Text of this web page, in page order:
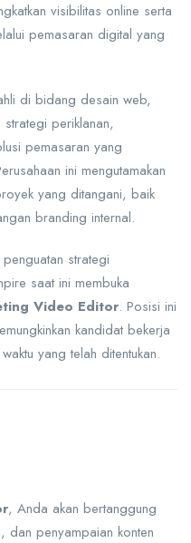
visibilitas online serta
pemasaran digital yang
di bidang desain web,
periklanan,
pemasaran yang
ini mengutamakan
yang ditangani, baik
branding internal.
strategi
saat ini membuka
Video Editor. Posisi ini
kandidat bekerja
yang telah ditentukan.
, Anda akan bertanggung
penyampaian konten